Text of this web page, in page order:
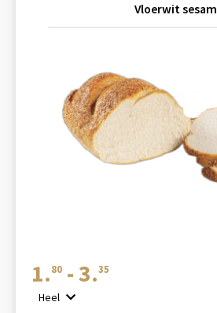
Vloerwit sesam
1. 80 -3.35
Heel